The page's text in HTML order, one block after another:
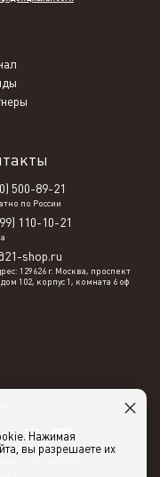
500-89-21
по России
110-10-21
shop.ru
129626 г. Москва, проспект
102, корпус 1, комната 6 оф
Нажимая
вы разрешаете их
×